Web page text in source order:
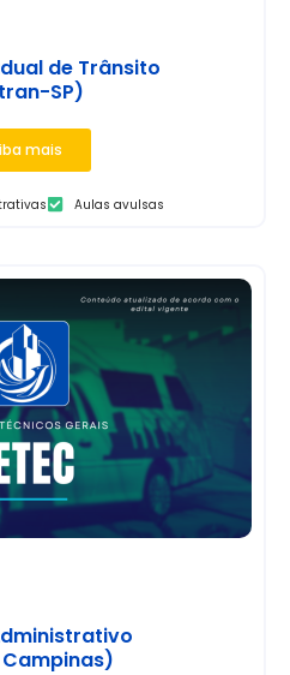
de Trânsito
SP)
mais
Aulas avulsas